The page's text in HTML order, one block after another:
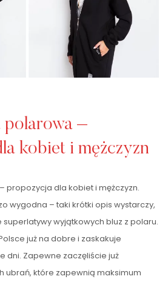
polarowa –
kobiet i mężczyzn
propozycja dla kobiet i mężczyzn.
wygodna – taki krótki opis wystarczy,
wyjątkowych bluz z polaru.
już na dobre i zaskakuje
dni. Zapewne zaczęliście już
ubrań, które zapewnią maksimum